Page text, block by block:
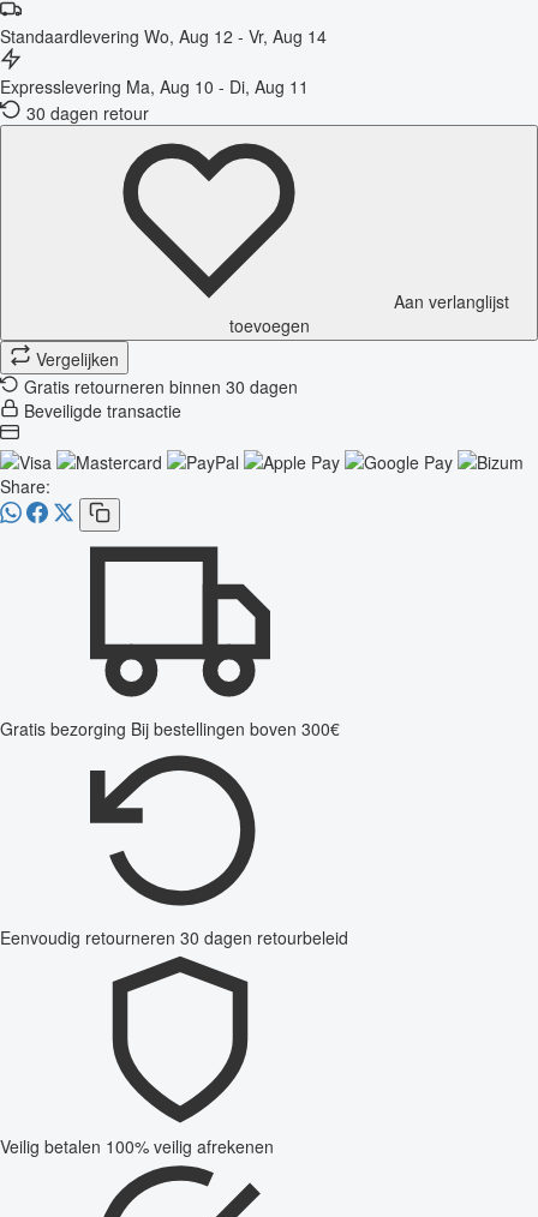
Standaardlevering Wo, Aug 12 - Vr, Aug 14
Expresslevering Ma, Aug 10 - Di, Aug 11
30 dagen retour
Aan verlanglijst
toevoegen
Vergelijken
Gratis retourneren binnen 30 dagen
Beveiligde transactie
Share:
Gratis bezorging Bij bestellingen boven 300€
Eenvoudig retourneren 30 dagen retourbeleid
Veilig betalen 100% veilig afrekenen